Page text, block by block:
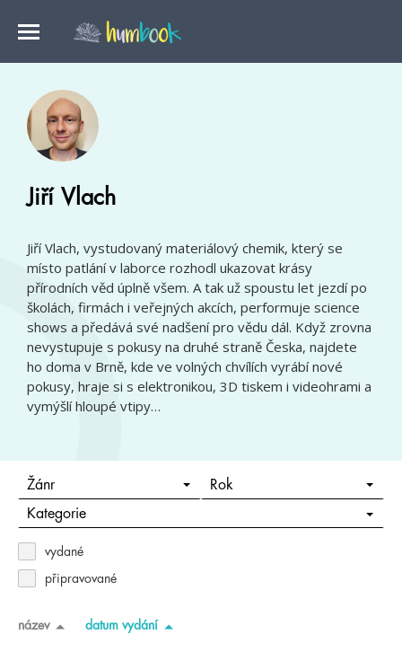
Jiří Vlach
Jiří Vlach, vystudovaný materiálový chemik, který se
místo patlání v laborce rozhodl ukazovat krásy
přírodních věd úplně všem. A tak už spoustu let jezdí po
školách, firmách i veřejných akcích, performuje science
shows a předává své nadšení pro vědu dál. Když zrovna
nevystupuje s pokusy na druhé straně Česka, najdete
ho doma v Brně, kde ve volných chvílích vyrábí nové
pokusy, hraje si s elektronikou, 3D tiskem i videohrami a
vymýšlí hloupé vtipy…
Žánr Rok
Kategorie
vydané
připravované
název datum vydání